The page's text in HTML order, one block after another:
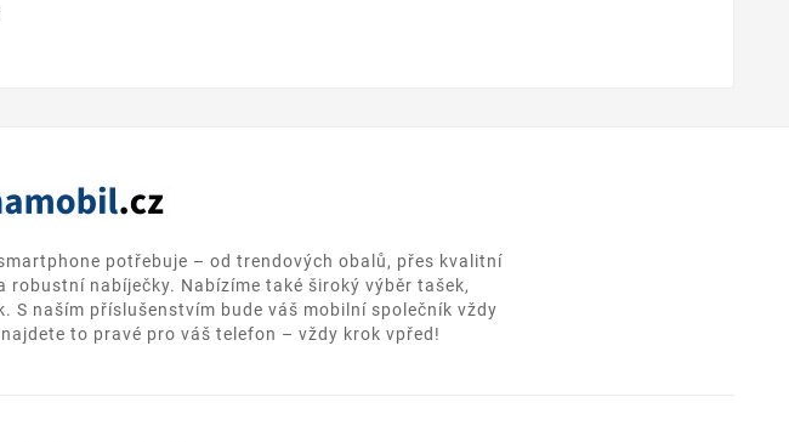
potřebuje – od trendových obalů, přes kvalitní
nabíječky. Nabízíme také široký výběr tašek,
S naším příslušenstvím bude váš mobilní společník vždy
to pravé pro váš telefon – vždy krok vpřed!